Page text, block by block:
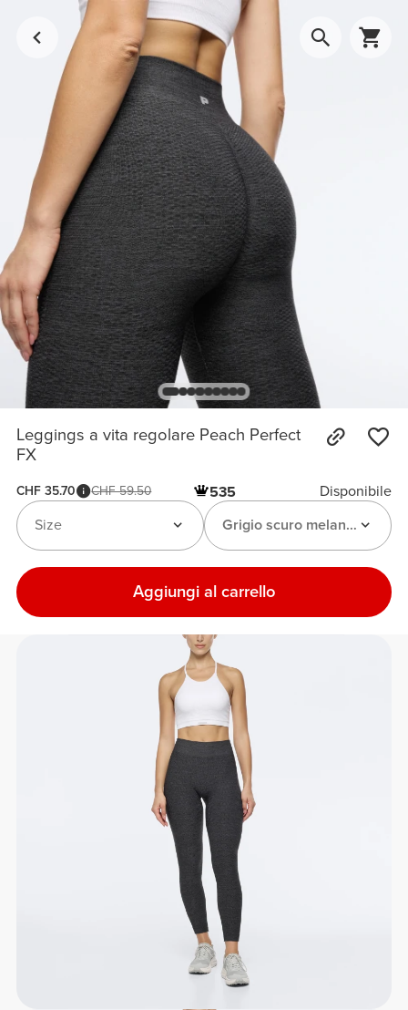
Leggings a vita regolare Peach Perfect
FX
CHF 35.70 CHF 59.50 535
Disponibile
Grigio scuro melange
Size
Aggiungi al carrello